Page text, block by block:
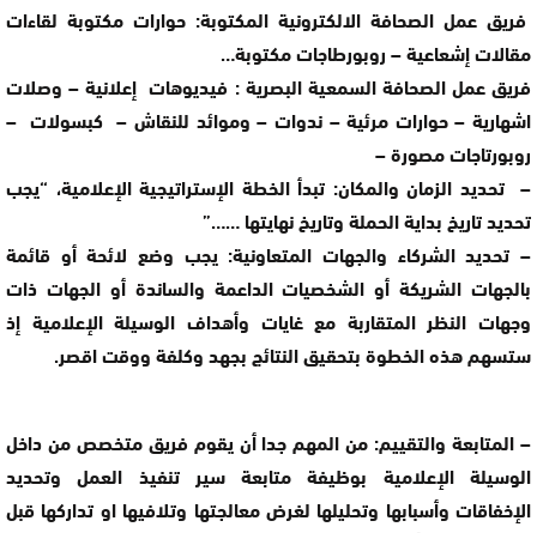
فريق عمل الصحافة الالكترونية المكتوبة: حوارات مكتوبة لقاءات
مقالات إشعاعية – روبورطاجات مكتوبة…
فريق عمل الصحافة السمعية البصرية : فيديوهات إعلانية – وصلات
اشهارية – حوارات مرئية – ندوات – وموائد للنقاش – كبسولات –
روبورتاجات مصورة –
– تحديد الزمان والمكان: تبدأ الخطة الإستراتيجية الإعلامية، “يجب
تحديد تاريخ بداية الحملة وتاريخ نهايتها ……”
– تحديد الشركاء والجهات المتعاونية: يجب وضع لائحة أو قائمة
بالجهات الشريكة أو الشخصيات الداعمة والساندة أو الجهات ذات
وجهات النظر المتقاربة مع غايات وأهداف الوسيلة الإعلامية إذ
ستسهم هذه الخطوة بتحقيق النتائج بجهد وكلفة ووقت اقصر.
– المتابعة والتقييم: من المهم جدا أن يقوم فريق متخصص من داخل
الوسيلة الإعلامية بوظيفة متابعة سير تنفيذ العمل وتحديد
الإخفاقات وأسبابها وتحليلها لغرض معالجتها وتلافيها او تداركها قبل